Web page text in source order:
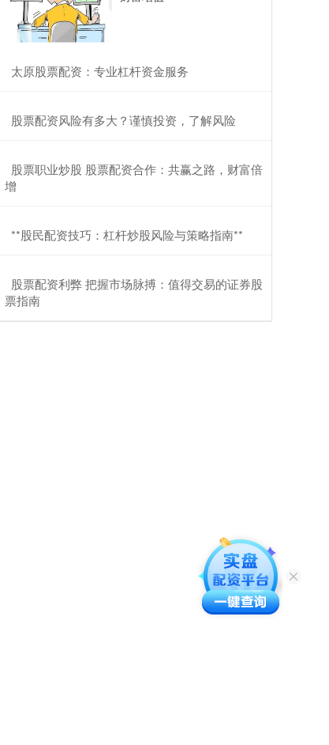
​太原股票配资：专业杠杆资金服务
​股票配资风险有多大？谨慎投资，了解风险
​股票职业炒股 股票配资合作：共赢之路，财富倍
增
​**股民配资技巧：杠杆炒股风险与策略指南**
​股票配资利弊 把握市场脉搏：值得交易的证券股
票指南